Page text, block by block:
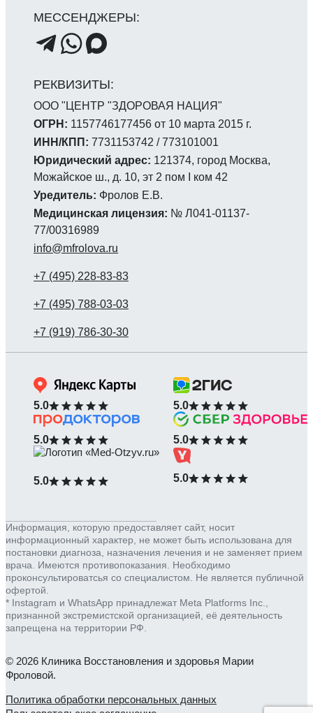
ООО "ЦЕНТР "ЗДОРОВАЯ НАЦИЯ"
ОГРН: 1157746177456 от 10 марта 2015 г.
ИНН/КПП: 7731153742 / 773101001
Юридический адрес: 121374, город Москва,
Можайское ш., д. 10, эт 2 пом I ком 42
Уредитель: Фролов Е.В.
Медицинская лицензия: № Л041-01137-
77/00316989
info@mfrolova.ru
5.0 5.0
5.0 5.0
5.0 5.0
© 2026 Клиника Восстановления и здоровья Марии
Фроловой.
Политика обработки персональных данных
Информация, которую предоставляет сайт, носит
информационный характер, не может быть использована для
постановки диагноза, назначения лечения и не заменяет прием
врача. Имеются противопоказания. Необходимо
проконсультироватсья со специалистом. Не является публичной
офертой.
* Instagram и WhatsApp принадлежат Meta Platforms Inc.,
признанной экстремистской организацией, её деятельность
запрещена на территории РФ.